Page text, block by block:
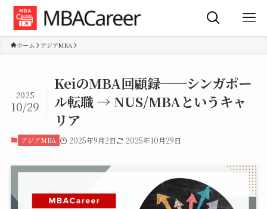
ホーム アジアMBA
KeiのMBA回顧録──シンガポー
ル転職 → NUS/MBAというキャ
リア
2025
10/29
アジアMBA 2025年9月2日 2025年10月29日